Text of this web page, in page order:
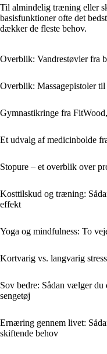
Til almindelig træning eller
basisfunktioner ofte det
dækker de fleste behov.
Overblik: Vandrestøvler fra
Overblik: Massagepistoler
Gymnastikringe fra
Et udvalg af medicinbolde
Stopure – et overblik over
Kosttilskud og træning:
effekt
Yoga og mindfulness: To
Kortvarig vs. langvarig
Sov bedre: Sådan vælger du
sengetøj
Ernæring gennem livet:
skiftende behov